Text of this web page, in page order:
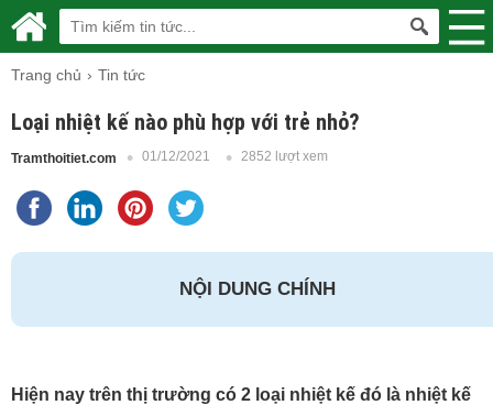
Trang chủ Tin tức
Loại nhiệt kế nào phù hợp với trẻ nhỏ?
Tramthoitiet.com 01/12/2021 2852 lượt xem
NỘI DUNG CHÍNH
Hiện nay trên thị trường có 2 loại nhiệt kế đó là nhiệt kế